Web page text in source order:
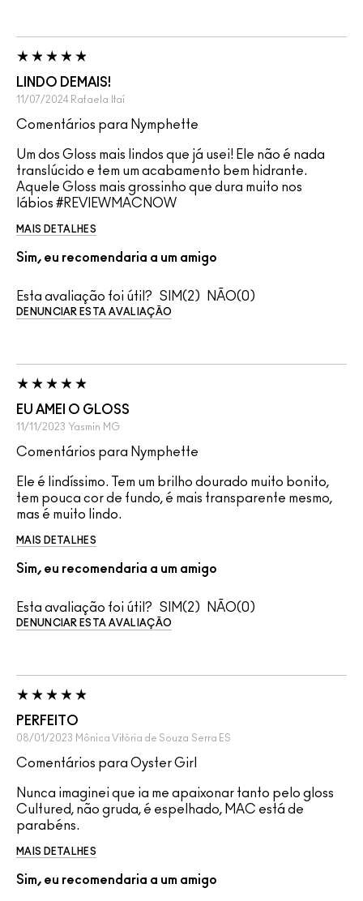
LINDO DEMAIS!
11/07/2024 Rafaela Itaí
Comentários para Nymphette
Um dos Gloss mais lindos que já usei! Ele não é nada
translúcido e tem um acabamento bem hidrante.
Aquele Gloss mais grossinho que dura muito nos
lábios #REVIEWMACNOW
MAIS DETALHES
Sim, eu recomendaria a um amigo
Esta avaliação foi útil? 2 0
DENUNCIAR ESTA AVALIAÇÃO
EU AMEI O GLOSS
11/11/2023 Yasmin MG
Comentários para Nymphette
Ele é lindíssimo. Tem um brilho dourado muito bonito,
tem pouca cor de fundo, é mais transparente mesmo,
mas é muito lindo.
MAIS DETALHES
Sim, eu recomendaria a um amigo
Esta avaliação foi útil? 2 0
DENUNCIAR ESTA AVALIAÇÃO
PERFEITO
08/01/2023 Mônica Vitória de Souza Serra ES
Comentários para Oyster Girl
Nunca imaginei que ia me apaixonar tanto pelo gloss
Cultured, não gruda, é espelhado, MAC está de
parabéns.
MAIS DETALHES
Sim, eu recomendaria a um amigo